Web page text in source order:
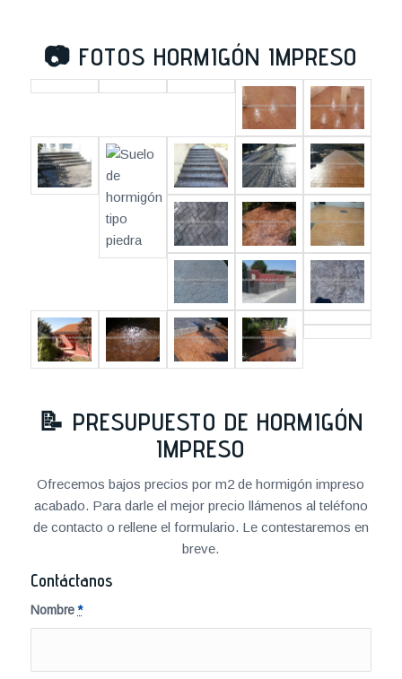
📷 FOTOS HORMIGÓN IMPRESO
📝 PRESUPUESTO DE HORMIGÓN
IMPRESO
Ofrecemos bajos precios por m2 de hormigón impreso
acabado. Para darle el mejor precio llámenos al teléfono
de contacto o rellene el formulario. Le contestaremos en
breve.
Contáctanos
Nombre*